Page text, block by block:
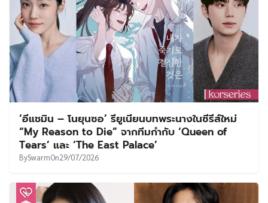
‘อีแชมิน – โนยุนซอ’ รียูเนียนบทพระนางในซีรีส์ใหม่
“My Reason to Die” จากทีมกำกับ ‘Queen of
Tears’ และ ‘The East Palace’
BySwarmOn29/07/2026